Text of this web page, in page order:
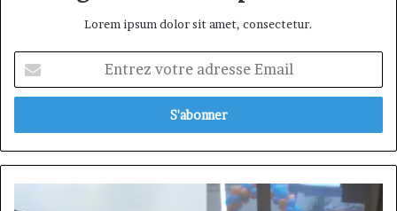
Lorem ipsum dolor sit amet, consectetur.
votre
adresse